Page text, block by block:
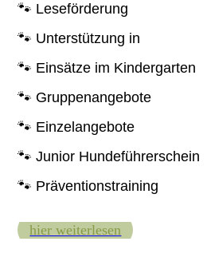
🐾 Leseförderung
🐾 Unterstützung in
🐾 Einsätze im Kindergarten
🐾 Gruppenangebote
🐾 Einzelangebote
🐾 Junior Hundeführerschein
🐾 Präventionstraining
hier weiterlesen